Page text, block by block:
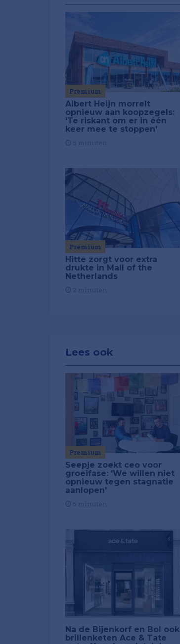
Premium
Albert Heijn morrelt
opnieuw aan koopzegels:
'Te riskant om er in één
keer mee te stoppen'
Premium
Hitte zorgt voor extra
drukte in Mall of the
Netherlands
Lees ook
Premium
Seepje zoekt ceo voor
groeifase: 'We willen niet
opnieuw tegen stagnatie
aanlopen'
Na de Bijenkorf en Bol ook
brillenketen Ace & Tate